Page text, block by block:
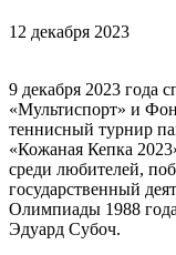
12 декабря 2023
9 декабря 2023 года
«Мультиспорт» и
теннисный турнир
«Кожаная Кепка
среди любителей,
государственный
Олимпиады 1988
Эдуард Субоч.